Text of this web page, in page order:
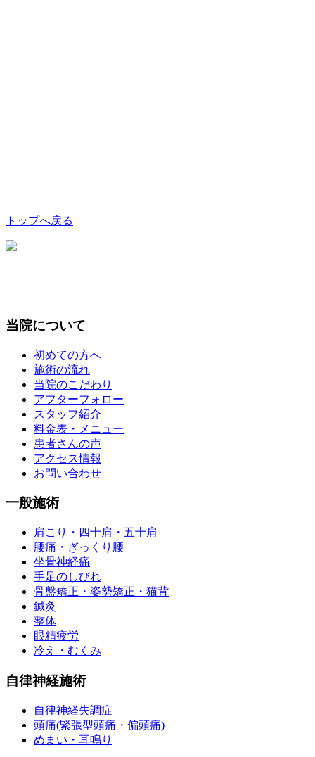
トップへ戻る
当院について
初めての方へ
施術の流れ
当院のこだわり
アフターフォロー
スタッフ紹介
料金表・メニュー
患者さんの声
アクセス情報
お問い合わせ
一般施術
肩こり・四十肩・五十肩
腰痛・ぎっくり腰
坐骨神経痛
手足のしびれ
骨盤矯正・姿勢矯正・猫背
鍼灸
整体
眼精疲労
冷え・むくみ
自律神経施術
自律神経失調症
頭痛(緊張型頭痛・偏頭痛)
めまい・耳鳴り